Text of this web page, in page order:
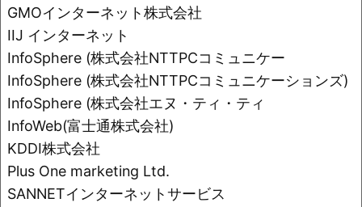
GMOインターネット株式会社
IIJ インターネット
InfoSphere (株式会社NTTPCコミュニケー
InfoSphere (株式会社NTTPCコミュニケーションズ)
InfoSphere (株式会社エヌ・ティ・ティ
InfoWeb(富士通株式会社)
KDDI株式会社
Plus One marketing Ltd.
SANNETインターネットサービス